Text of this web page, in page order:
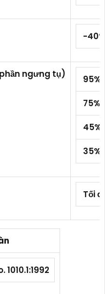
-
ngưng tụ) 95%
75%
45%
35%
Tối
1010.1:1992